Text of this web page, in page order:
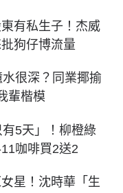
有私生子！杰威
狗仔博流量
很深？同業揶揄
輩楷模
5天」！柳橙綠
咖啡買2送2
星！沈時華「生